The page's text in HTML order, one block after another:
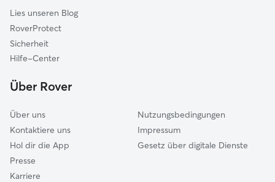
Rheda-Wiedenbrück
Augustdorf
Langenberg
Leopoldshöhe
Lies unseren Blog
RoverProtect
Sicherheit
Hilfe-Center
Über Rover
Über uns
Kontaktiere uns
Hol dir die App
Presse
Karriere
Nutzungsbedingungen
Impressum
Gesetz über digitale Dienste